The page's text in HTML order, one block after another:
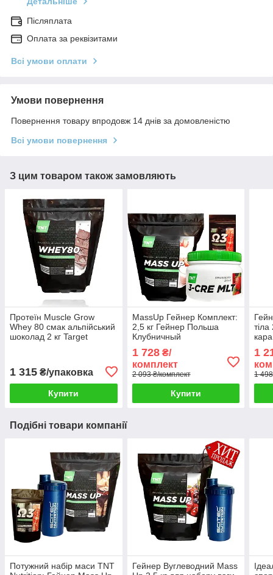
Післяплата
Оплата за реквізитами
Всі умови оплати
Умови повернення
Повернення товару впродовж 14 днів за домовленістю
Всі умови повернення
З цим товаром також замовляють
Протеїн Muscle Grow
Whey 80 смак альпійський
шоколад 2 кг Target
1 315 ₴/упаковка
Купити
MassUp Гейнер Комплект:
2,5 кг Гейнер Польша
Клубничный
В Подарок
1 728₴/
комплект
2 093 ₴/комплект
Купити
1
1
Подібні товари компанії
Потужний набір маси TNT
Гейнер Вуглеводний Mass